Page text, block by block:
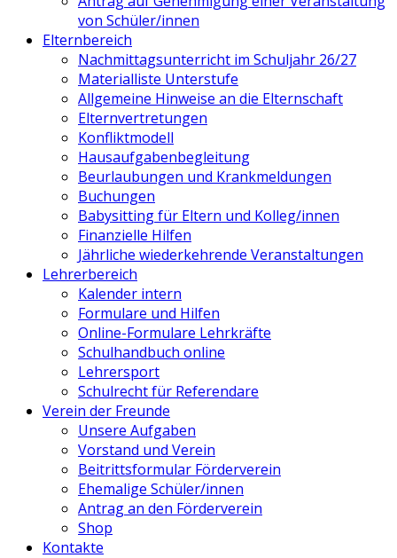
von Schüler/innen
Elternbereich
Nachmittagsunterricht im Schuljahr 26/27
Materialliste Unterstufe
Allgemeine Hinweise an die Elternschaft
Elternvertretungen
Konfliktmodell
Hausaufgabenbegleitung
Beurlaubungen und Krankmeldungen
Buchungen
Babysitting für Eltern und Kolleg/innen
Finanzielle Hilfen
Jährliche wiederkehrende Veranstaltungen
Lehrerbereich
Kalender intern
Formulare und Hilfen
Online-Formulare Lehrkräfte
Schulhandbuch online
Lehrersport
Schulrecht für Referendare
Verein der Freunde
Unsere Aufgaben
Vorstand und Verein
Beitrittsformular Förderverein
Ehemalige Schüler/innen
Antrag an den Förderverein
Shop
Kontakte